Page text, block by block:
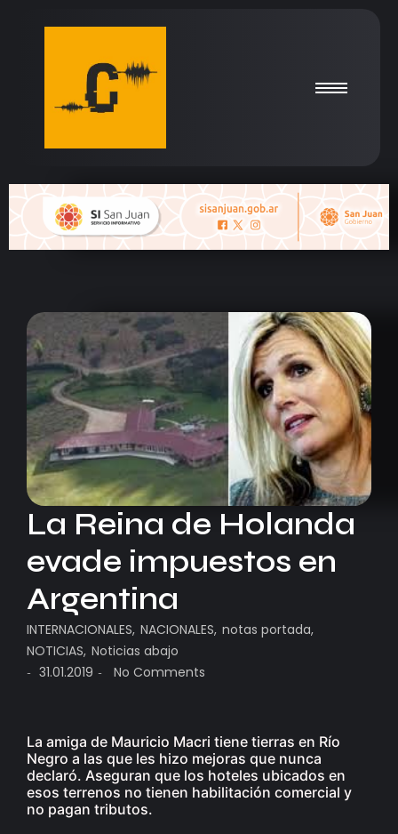
La Reina de Holanda
evade impuestos en
Argentina
INTERNACIONALES, NACIONALES, notas portada,
NOTICIAS, Noticias abajo
- 31.01.2019 - No Comments
La amiga de Mauricio Macri tiene tierras en Río
Negro a las que les hizo mejoras que nunca
declaró. Aseguran que los hoteles ubicados en
esos terrenos no tienen habilitación comercial y
no pagan tributos.